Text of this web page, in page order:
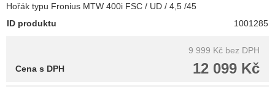
Hořák typu Fronius MTW 400i FSC / UD / 4,5 /45
ID produktu
1001285
9 999 Kč bez DPH
12 099 Kč
Cena s DPH